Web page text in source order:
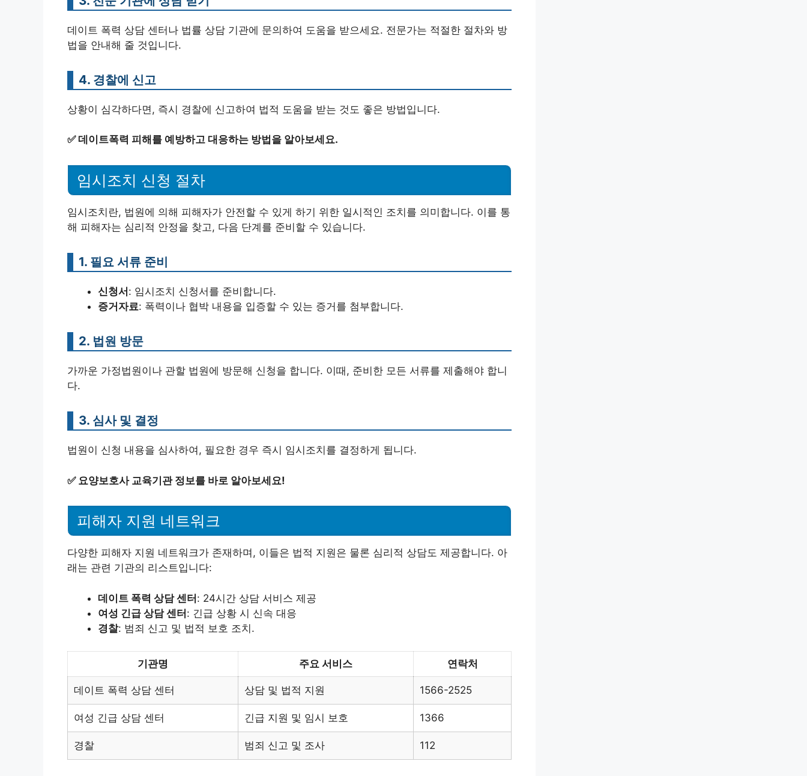
데이트 폭력 상담 센터나 법률 상담 기관에 문의하여 도움을 받으세요. 전문가는 적절한 절차와 방
법을 안내해 줄 것입니다.
4. 경찰에 신고
상황이 심각하다면, 즉시 경찰에 신고하여 법적 도움을 받는 것도 좋은 방법입니다.
✅데이트폭력 피해를 예방하고 대응하는 방법을 알아보세요.
임시조치 신청 절차
임시조치란, 법원에 의해 피해자가 안전할 수 있게 하기 위한 일시적인 조치를 의미합니다. 이를 통
해 피해자는 심리적 안정을 찾고, 다음 단계를 준비할 수 있습니다.
1. 필요 서류 준비
신청서 : 임시조치 신청서를 준비합니다.
증거자료: 폭력이나 협박 내용을 입증할 수 있는 증거를 첨부합니다.
2. 법원 방문
가까운 가정법원이나 관할 법원에 방문해 신청을 합니다. 이때, 준비한 모든 서류를 제출해야 합니
다.
3. 심사 및 결정
법원이 신청 내용을 심사하여, 필요한 경우 즉시 임시조치를 결정하게 됩니다.
✅ 요양보호사 교육기관 정보를 바로 알아보세요!
피해자 지원 네트워크
다양한 피해자 지원 네트워크가 존재하며, 이들은 법적 지원은 물론 심리적 상담도 제공합니다. 아
래는 관련 기관의 리스트입니다:
데이트 폭력 상담 센터: 24시간 상담 서비스 제공
여성 긴급 상담 센터: 긴급 상황 시 신속 대응
경찰: 범죄 신고 및 법적 보호 조치.
기관명 주요 서비스 연락처
데이트 폭력 상담 센터 상담 및 법적 지원 1566-2525
여성 긴급 상담 센터 긴급 지원 및 임시 보호 1366
경찰 범죄 신고 및 조사 112